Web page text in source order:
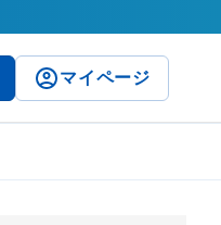
マイページ